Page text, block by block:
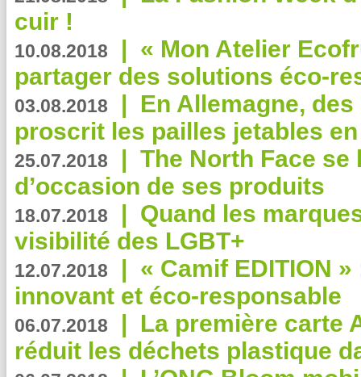
cuir !
10.08.2018 | « Mon Atelier
partager des solutions éco-
03.08.2018 | En Allemagne,
proscrit les pailles jetables
25.07.2018 | The North Face se
d’occasion de ses produits
18.07.2018 | Quand les
visibilité des LGBT+
12.07.2018 | « Camif EDITION
innovant et éco-responsable
06.07.2018 | La première carte
réduit les déchets plastique